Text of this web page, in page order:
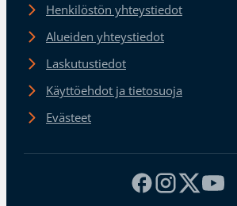
Henkilöstön yhteystiedot
Alueiden yhteystiedot
Laskutustiedot
Käyttöehdot ja tietosuoja
Evästeet